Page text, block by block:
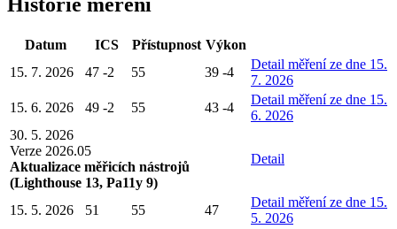
Historie měření
Datum ICS Přístupnost Výkon
15. 7. 2026
47 -2 55 39 -4
Detail měření ze dne 15.
7. 2026
15. 6. 2026
49 -2 55 43 -4
Detail měření ze dne 15.
6. 2026
30. 5. 2026
Verze 2026.05
Aktualizace měřicích nástrojů
(Lighthouse 13, Pa11y 9)
Detail
15. 5. 2026 51 55 47
Detail měření ze dne 15.
5. 2026